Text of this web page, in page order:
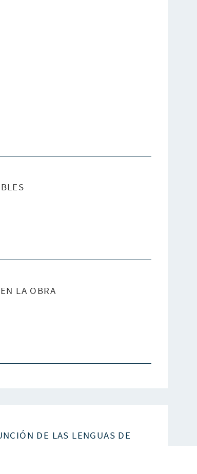
LA OBRA
DE LAS LENGUAS DE